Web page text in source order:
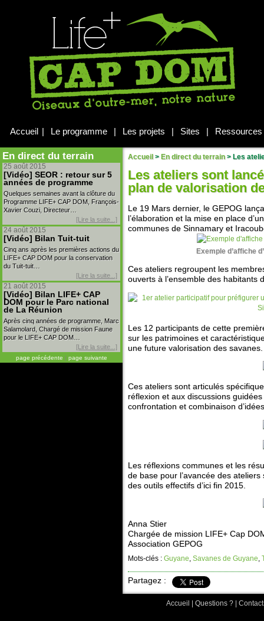
Accueil | Le programme | Les projets | Sites | Ressources
En direct du terrain
25 août 2015
[Vidéo] SEOR : retour sur 5
années de programme
Quelques semaines avant la clôture du
Programme LIFE+ CAP DOM, François-
Xavier Couzi, Directeur…
[Lire la suite...]
24 août 2015
[Vidéo] Bilan Tuit-tuit
Cinq ans après les premières actions du
LIFE+ CAP DOM pour la conservation
du Tuit-tuit…
[Lire la suite...]
21 août 2015
[Vidéo] Bilan LIFE+ CAP
DOM pour le Parc national
de La Réunion
Après cinq années de programme, Marc
Salamolard, Chargé de mission Faune
pour le LIFE+ CAP DOM…
[Lire la suite...]
page précédente | page suivante
Accueil > En direct du terrain >Les
Les ateliers sont
plan de valorisation
Le 19 Mars dernier, le GEPOG
l’élaboration et la mise en place
communes de Sinnamary et
Exemple d’affiche
Ces ateliers regroupent les
ouverts à l’ensemble des habitants
Les 12 participants de cette
sur les patrimoines et
une future valorisation des savanes.
Ces ateliers sont articulés
réflexion et aux discussions
confrontation et combinaison
Les réflexions communes et les
de base pour l’avancée des ateliers
des outils effectifs d’ici fin 2015.
Anna Stier
Chargée de mission LIFE+ Cap
Association GEPOG
Mots-clés : Guyane, Savanes de Guyane,
Partagez :
Accueil Questions ?